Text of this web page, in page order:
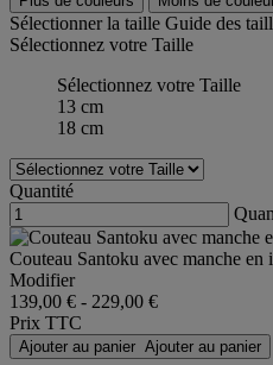
Sélectionner la taille Guide des
Sélectionnez votre Taille
Sélectionnez votre Taille
13 cm
18 cm
Quantité
Couteau Santoku avec manche en
Modifier
139,00 € - 229,00 €
Prix TTC
Ajouter au panier Ajouter au panier